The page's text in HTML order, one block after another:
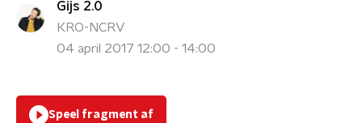
Gijs 2.0
KRO-NCRV
04 april 2017 12:00 - 14:00
Speel fragment af